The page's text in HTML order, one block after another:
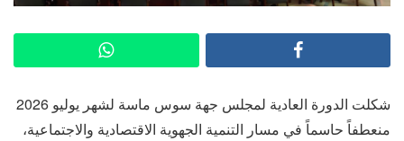
شكلت الدورة العادية لمجلس جهة سوس ماسة لشهر يوليو 2026
منعطفاً حاسماً في مسار التنمية الجهوية الاقتصادية والاجتماعية،